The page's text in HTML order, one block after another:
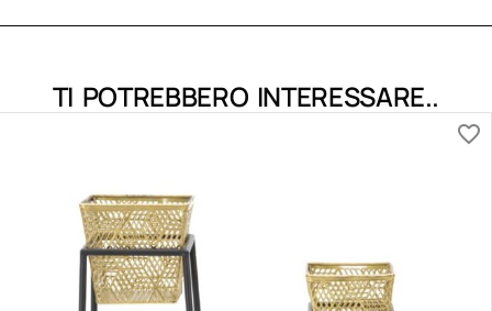
TI POTREBBERO INTERESSARE..